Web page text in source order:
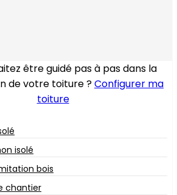
être guidé pas à pas dans la
de votre toiture ?Configurer ma
toiture
isolé
bois
chantier